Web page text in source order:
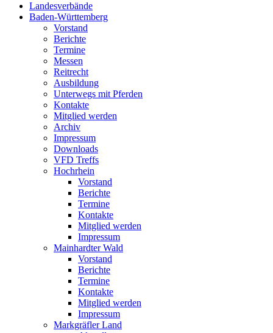
Landesverbände
Baden-Württemberg
Vorstand
Berichte
Termine
Messen
Reitrecht
Ausbildung
Unterwegs mit Pferden
Kontakte
Mitglied werden
Archiv
Impressum
Downloads
VFD Treffs
Hochrhein
Vorstand
Berichte
Termine
Kontakte
Mitglied werden
Impressum
Mainhardter Wald
Vorstand
Berichte
Termine
Kontakte
Mitglied werden
Impressum
Markgräfler Land